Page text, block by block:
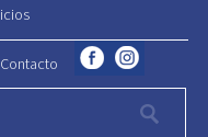
Contacto